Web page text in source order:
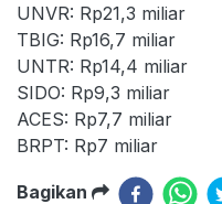
UNVR: Rp21,3 miliar
TBIG: Rp16,7 miliar
UNTR: Rp14,4 miliar
SIDO: Rp9,3 miliar
ACES: Rp7,7 miliar
BRPT: Rp7 miliar
Bagikan